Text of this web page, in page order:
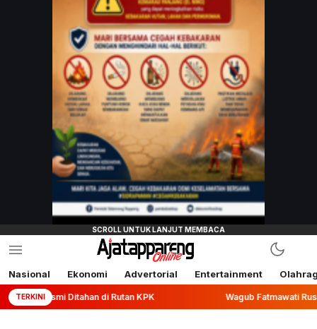
Nasional Ekonomi Advertorial Entertainment
TERKINIdi Rutan KPK Wagub Fatmawati Rusdi Lepas